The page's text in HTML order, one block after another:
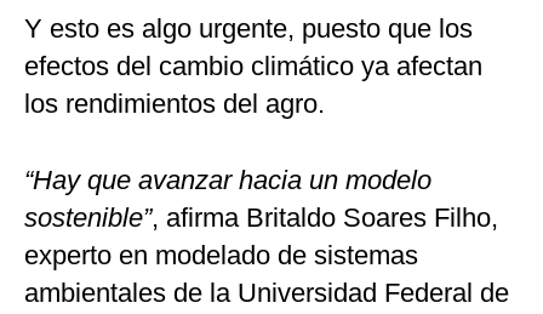
Y esto es algo urgente, puesto que los
efectos del cambio climático ya afectan
los rendimientos del agro.
“Hay que avanzar hacia un modelo
sostenible”, afirma Britaldo Soares Filho,
experto en modelado de sistemas
ambientales de la Universidad Federal de